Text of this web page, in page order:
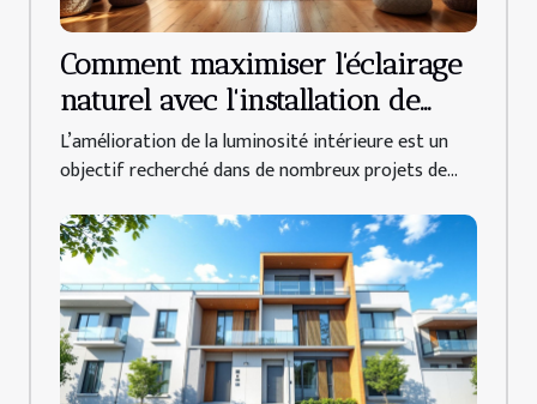
Comment maximiser l'éclairage
naturel avec l'installation de
fenêtres de toit ?
L’amélioration de la luminosité intérieure est un
objectif recherché dans de nombreux projets de...